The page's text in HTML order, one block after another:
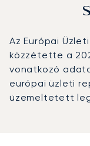
Az Európai
közzétette a
vonatkozó
európai üzleti
üzemeltetett